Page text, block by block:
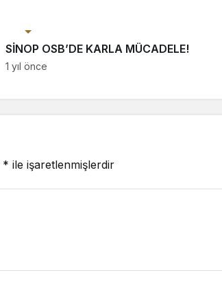
SİNOP OSB’DE KARLA MÜCADELE!
1 yıl önce
* ile işaretlenmişlerdir